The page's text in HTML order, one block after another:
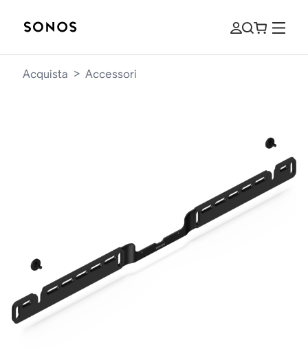
Acquista > Accessori